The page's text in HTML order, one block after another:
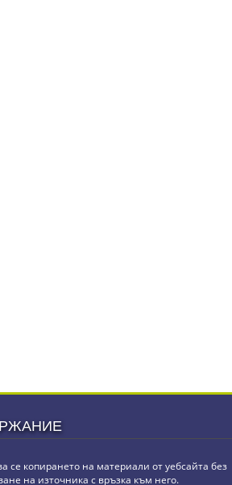
се копирането на материали от уебсайта без
на източника с връзка към него.